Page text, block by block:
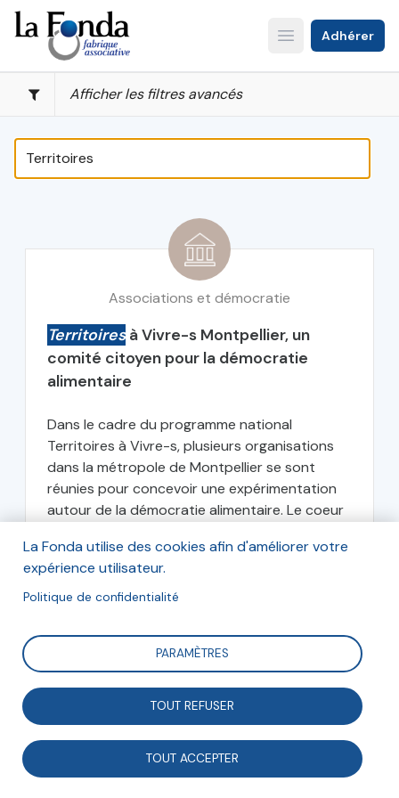
Aller
au
contenu
principal
Open main menu
Adhérer
Afficher les filtres avancés
Associations et démocratie
Territoires à Vivre-s Montpellier, un
comité citoyen pour la démocratie
alimentaire
Dans le cadre du programme national
Territoires à Vivre-s, plusieurs organisations
dans la métropole de Montpellier se sont
réunies pour concevoir une expérimentation
autour de la démocratie alimentaire. Le coeur
Guillemette Martin
Chargée de communication numérique à la
mars 2024
La Fonda utilise des cookies afin d'améliorer votre
expérience utilisateur.
Politique de confidentialité
PARAMÈTRES
TOUT REFUSER
TOUT ACCEPTER